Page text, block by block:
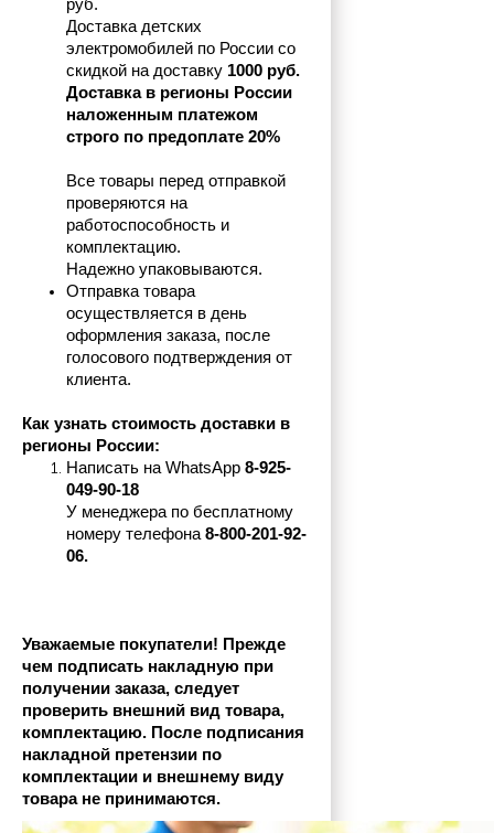
руб.
Доставка детских
электромобилей по России со
скидкой на доставку 1000 руб.
Доставка в регионы России
наложенным платежом
строго по предоплате 20%
Все товары перед отправкой
проверяются на
работоспособность и
комплектацию.
Надежно упаковываются.
Отправка товара
осуществляется в день
оформления заказа, после
голосового подтверждения от
клиента.
Как узнать стоимость доставки в
регионы России:
Написать на WhatsApp 8-925-
049-90-18
У менеджера по бесплатному
номеру телефона 8-800-201-92-
06.
Уважаемые покупатели! Прежде
чем подписать накладную при
получении заказа, следует
проверить внешний вид товара,
комплектацию. После подписания
накладной претензии по
комплектации и внешнему виду
товара не принимаются.